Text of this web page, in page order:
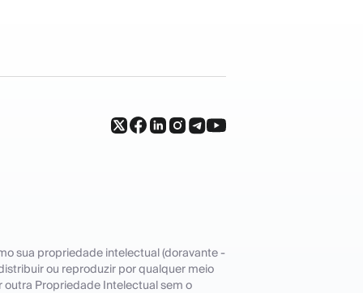
sua propriedade intelectual (doravante -
ou reproduzir por qualquer meio
Propriedade Intelectual sem o